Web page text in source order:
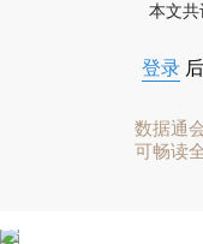
本文共
登录
数据通
可畅读